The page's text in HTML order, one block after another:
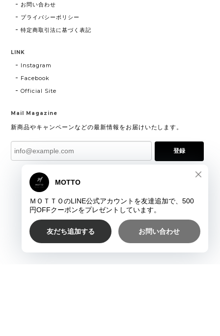
お問い合わせ
プライバシーポリシー
特定商取引法に基づく表記
LINK
Instagram
Facebook
Official Site
Mail Magazine
新商品やキャンペーンなどの最新情報をお届けいたします。
登録